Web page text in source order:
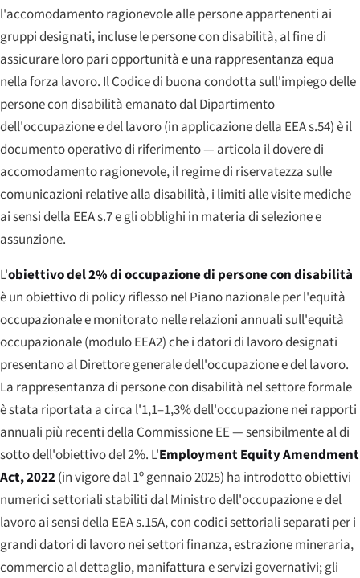
l'accomodamento ragionevole alle persone appartenenti ai
gruppi designati, incluse le persone con disabilità, al fine di
assicurare loro pari opportunità e una rappresentanza equa
nella forza lavoro. Il Codice di buona condotta sull'impiego delle
persone con disabilità emanato dal Dipartimento
dell'occupazione e del lavoro (in applicazione della EEA s.54) è il
documento operativo di riferimento — articola il dovere di
accomodamento ragionevole, il regime di riservatezza sulle
comunicazioni relative alla disabilità, i limiti alle visite mediche
ai sensi della EEA s.7 e gli obblighi in materia di selezione e
assunzione.
L'obiettivo del 2% di occupazione di persone con disabilità
è un obiettivo di policy riflesso nel Piano nazionale per l'equità
occupazionale e monitorato nelle relazioni annuali sull'equità
occupazionale (modulo EEA2) che i datori di lavoro designati
presentano al Direttore generale dell'occupazione e del lavoro.
La rappresentanza di persone con disabilità nel settore formale
è stata riportata a circa l'1,1–1,3% dell'occupazione nei rapporti
annuali più recenti della Commissione EE — sensibilmente al di
sotto dell'obiettivo del 2%. L'Employment Equity Amendment
Act, 2022(in vigore dal 1º gennaio 2025) ha introdotto obiettivi
numerici settoriali stabiliti dal Ministro dell'occupazione e del
lavoro ai sensi della EEA s.15A, con codici settoriali separati per i
grandi datori di lavoro nei settori finanza, estrazione mineraria,
commercio al dettaglio, manifattura e servizi governativi; gli